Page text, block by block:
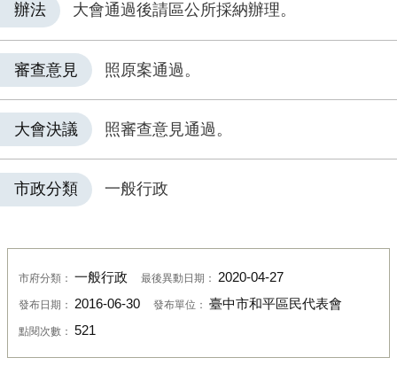
辦法 大會通過後請區公所採納辦理。
審查意見 照原案通過。
大會決議 照審查意見通過。
市政分類 一般行政
市府分類： 一般行政 最後異動日期： 2020-04-27
發布日期： 2016-06-30 發布單位： 臺中市和平區民代表會
點閱次數： 521